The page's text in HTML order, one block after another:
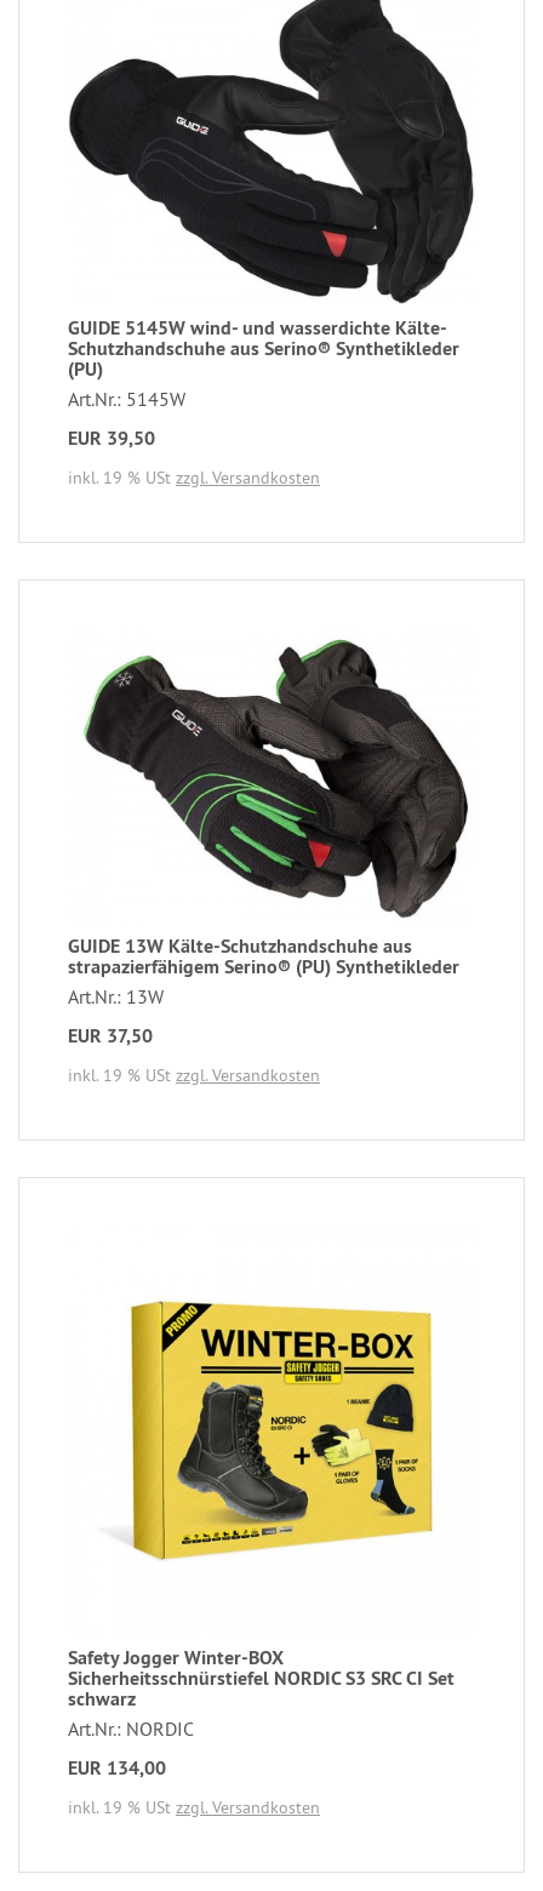
GUIDE 5145W wind- und wasserdichte Kälte-
Schutzhandschuhe aus Serino® Synthetikleder
(PU)
Art.Nr.: 5145W
EUR 39,50
inkl. 19 % USt zzgl. Versandkosten
GUIDE 13W Kälte-Schutzhandschuhe aus
strapazierfähigem Serino® (PU) Synthetikleder
Art.Nr.: 13W
EUR 37,50
inkl. 19 % USt zzgl. Versandkosten
Safety Jogger Winter-BOX
Sicherheitsschnürstiefel NORDIC S3 SRC CI Set
schwarz
Art.Nr.: NORDIC
EUR 134,00
inkl. 19 % USt zzgl. Versandkosten